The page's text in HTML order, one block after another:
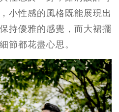
小性感的風格既能展現出
持優雅的感覺，而大裙擺
節都花盡心思。